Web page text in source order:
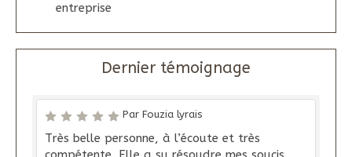
entreprise
Dernier témoignage
Par Fouzia lyrais
Très belle personne, à l’écoute et très